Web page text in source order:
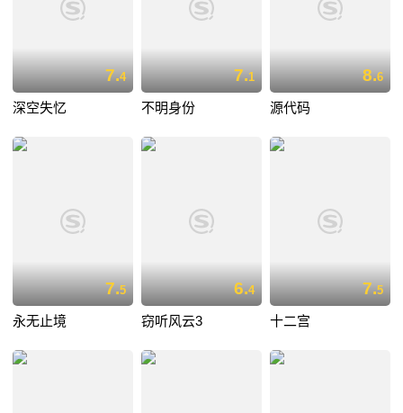
7.4
深空失忆
7.1
不明身份
8.6
源代码
7.5
永无止境
6.4
窃听风云3
7.5
十二宫